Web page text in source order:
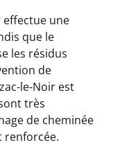
effectue une
que le
les résidus
de
le-Noir est
très
de cheminée
renforcée.